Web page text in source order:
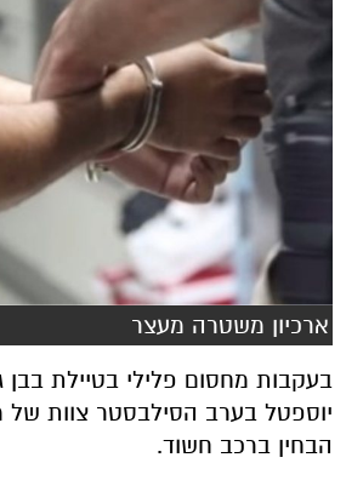
ארכיון משטרה מעצר
בעקבות מחסום פלילי בטיילת בבן
יוספטל בערב הסילבסטר צוות
הבחין ברכב חשוד.